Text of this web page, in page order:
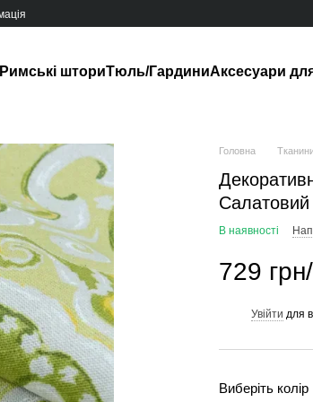
Римські шториТюль/ГардиниАксесуари
Головна
Салатовий
В наявності
729
Увійти для
Виберіть колір